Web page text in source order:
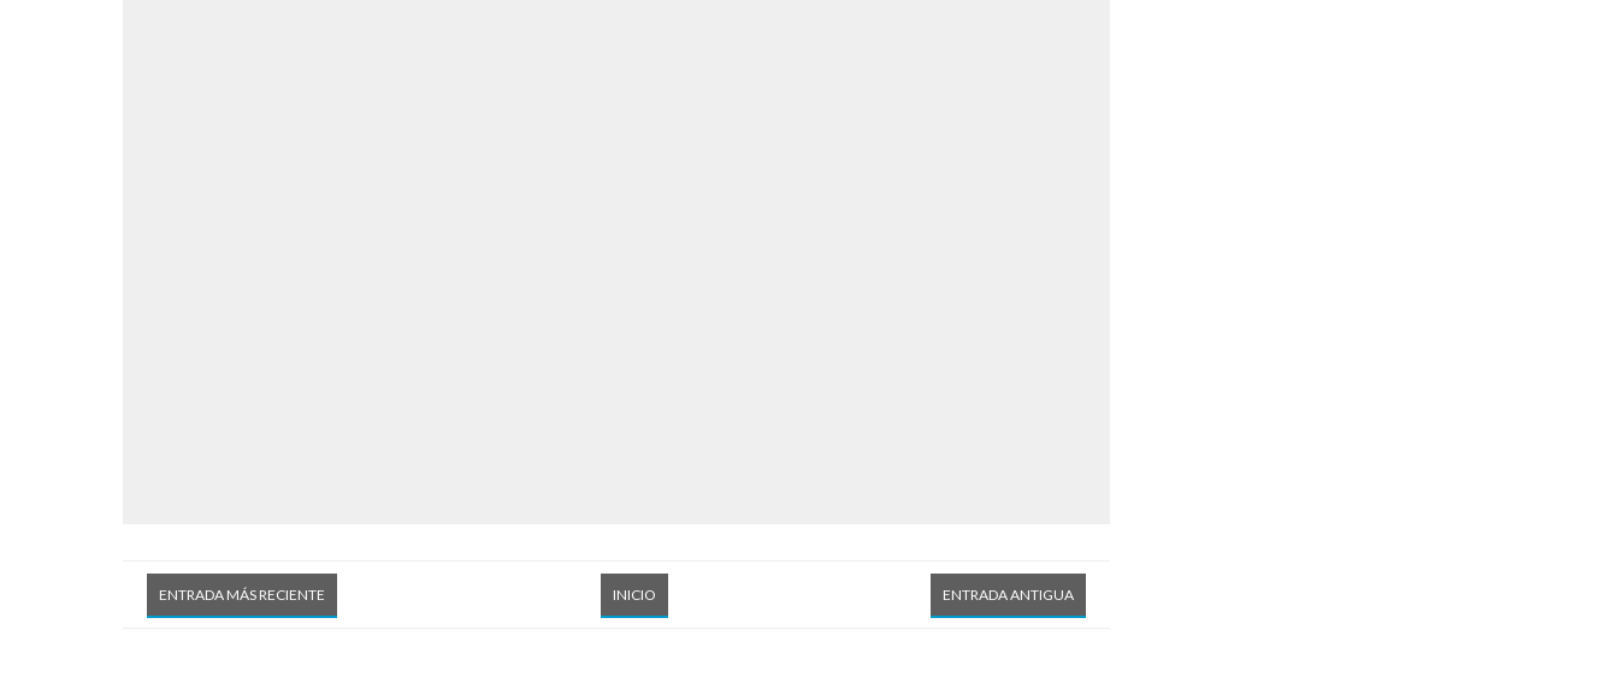
ENTRADA MÁS RECIENTE ENTRADA ANTIGUA
INICIO